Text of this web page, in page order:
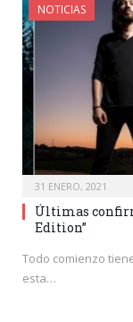
NOTICIAS
31 ENERO, 2021
Últimas
Edition”
Todo comienzo
esta…